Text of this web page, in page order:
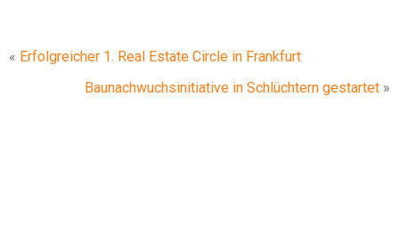
« Erfolgreicher 1. Real Estate Circle in Frankfurt
Baunachwuchsinitiative in Schlüchtern gestartet »